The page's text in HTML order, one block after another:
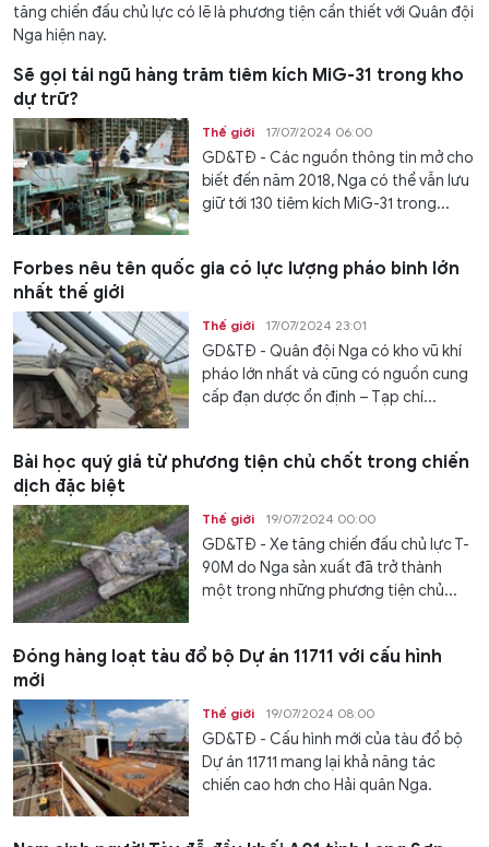
tăng chiến đấu chủ lực có lẽ là phương tiện cần thiết với Quân đội
Nga hiện nay.
Sẽ gọi tái ngũ hàng trăm tiêm kích MiG-31 trong kho
dự trữ?
Thế giới 17/07/2024 06:00
GD&TĐ - Các nguồn thông tin mở cho
biết đến năm 2018, Nga có thể vẫn lưu
giữ tới 130 tiêm kích MiG-31 trong...
Forbes nêu tên quốc gia có lực lượng pháo binh lớn
nhất thế giới
Thế giới 17/07/2024 23:01
GD&TĐ - Quân đội Nga có kho vũ khí
pháo lớn nhất và cũng có nguồn cung
cấp đạn dược ổn định – Tạp chí...
Bài học quý giá từ phương tiện chủ chốt trong chiến
dịch đặc biệt
Thế giới 19/07/2024 00:00
GD&TĐ - Xe tăng chiến đấu chủ lực T-
90M do Nga sản xuất đã trở thành
một trong những phương tiện chủ...
Đóng hàng loạt tàu đổ bộ Dự án 11711 với cấu hình
mới
Thế giới 19/07/2024 08:00
GD&TĐ - Cấu hình mới của tàu đổ bộ
Dự án 11711 mang lại khả năng tác
chiến cao hơn cho Hải quân Nga.